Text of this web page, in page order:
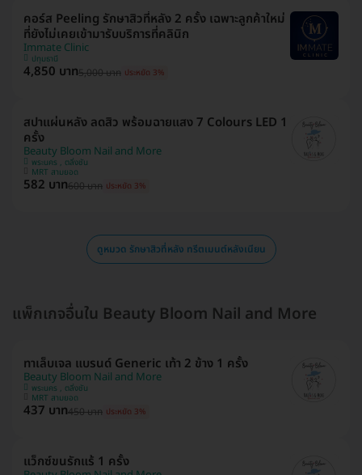
คอร์ส Peeling รักษาสิวที่หลัง 2 ครั้ง เฉพาะลูกค้าใหม่
ที่ยังไม่เคยเข้ามารับบริการที่คลินิก
Immate Clinic
ปทุมธานี
4,850 บาท5,000 บาท ประหยัด 3%
สปาแผ่นหลัง ลดสิว พร้อมฉายแสง 7 Colours LED 1
ครั้ง
Beauty Bloom Nail and More
พระนคร , ตลิ่งชัน
MRT สามยอด
582 บาท600 บาท ประหยัด 3%
ดูหมวด รักษาสิวที่หลัง ทรีตเมนต์หลังเนียน
แพ็กเกจอื่นใน Beauty Bloom Nail and More
ทาเล็บเจล แบรนด์ Generic เท้า 2 ข้าง 1 ครั้ง
Beauty Bloom Nail and More
พระนคร , ตลิ่งชัน
MRT สามยอด
437 บาท450 บาท ประหยัด 3%
แว็กซ์ขนรักแร้ 1 ครั้ง